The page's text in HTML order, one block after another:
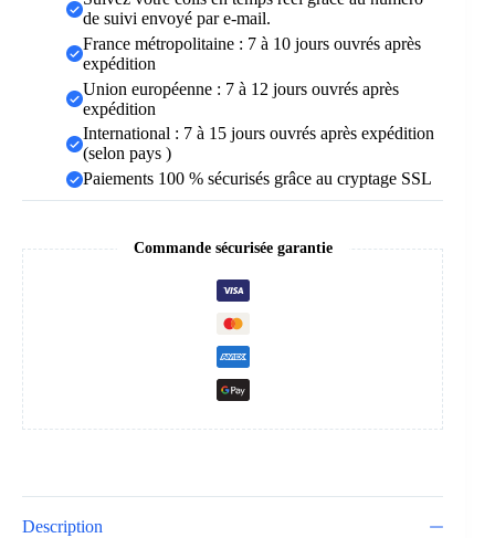
de suivi envoyé par e-mail.
France métropolitaine : 7 à 10 jours ouvrés après
expédition
Union européenne : 7 à 12 jours ouvrés après
expédition
International : 7 à 15 jours ouvrés après expédition
(selon pays )
Paiements 100 % sécurisés grâce au cryptage SSL
Commande sécurisée garantie
Description